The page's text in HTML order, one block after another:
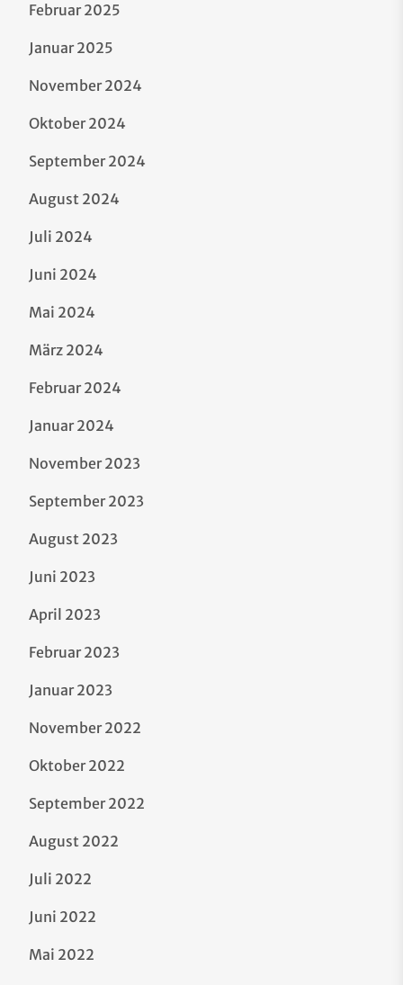
Februar 2025
Januar 2025
November 2024
Oktober 2024
September 2024
August 2024
Juli 2024
Juni 2024
Mai 2024
März 2024
Februar 2024
Januar 2024
November 2023
September 2023
August 2023
Juni 2023
April 2023
Februar 2023
Januar 2023
November 2022
Oktober 2022
September 2022
August 2022
Juli 2022
Juni 2022
Mai 2022